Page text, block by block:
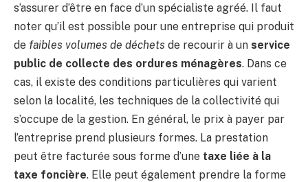
s’assurer d’être en face d’un spécialiste agréé. Il faut
noter qu’il est possible pour une entreprise qui produit
de faibles volumes de déchets de recourir à un service
public de collecte des ordures ménagères. Dans ce
cas, il existe des conditions particulières qui varient
selon la localité, les techniques de la collectivité qui
s’occupe de la gestion. En général, le prix à payer par
l’entreprise prend plusieurs formes. La prestation
peut être facturée sous forme d’une taxe liée à la
taxe foncière. Elle peut également prendre la forme